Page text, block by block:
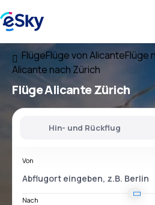
FlügeFlüge von AlicanteFlüge
Alicante nach Zürich
FlügeAlicante Zürich
Hin- und Rückflug
Von
Nach